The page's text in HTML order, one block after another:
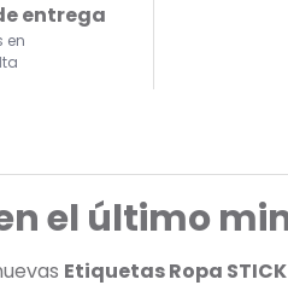
entrega
en
en el último
Etiquetas Ropa